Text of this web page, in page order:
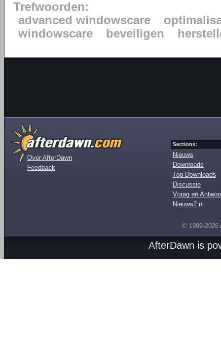
Trefwoorden:
advanced windowscare
windowscare
beveiligen
Over AfterDawn
Feedback
Sections:
Nieuws
Downloads
Top Downloads
Discussie
Vraag en
Nieuws2.nl
© 1999-2026
AfterDawn is